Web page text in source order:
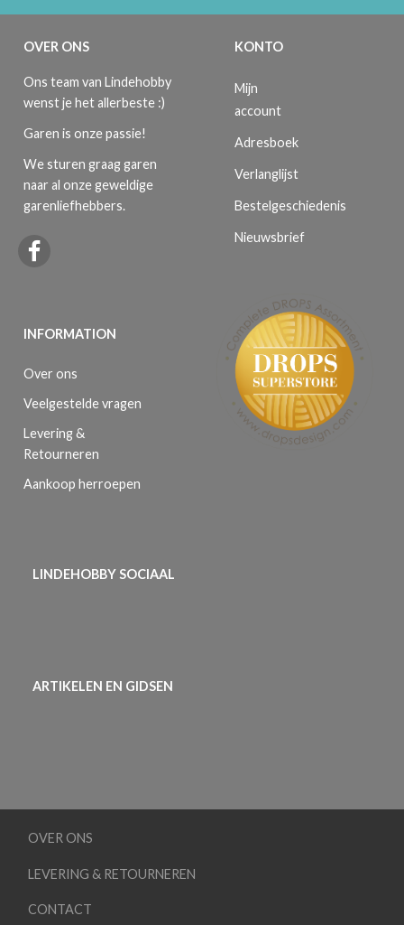
OVER ONS
Ons team van Lindehobby
wenst je het allerbeste :)
Garen is onze passie!
We sturen graag garen
naar al onze geweldige
garenliefhebbers.
INFORMATION
Over ons
Veelgestelde vragen
Levering &
Retourneren
Aankoop herroepen
KONTO
Mijn
account
Adresboek
Verlanglijst
Bestelgeschiedenis
Nieuwsbrief
LINDEHOBBY SOCIAAL
ARTIKELEN EN GIDSEN
OVER ONS
LEVERING & RETOURNEREN
CONTACT